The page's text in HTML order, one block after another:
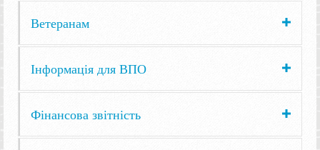
Ветеранам
Інформація для ВПО
Фінансова звітність